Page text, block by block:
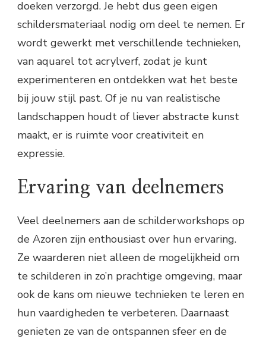
doeken verzorgd. Je hebt dus geen eigen
schildersmateriaal nodig om deel te nemen. Er
wordt gewerkt met verschillende technieken,
van aquarel tot acrylverf, zodat je kunt
experimenteren en ontdekken wat het beste
bij jouw stijl past. Of je nu van realistische
landschappen houdt of liever abstracte kunst
maakt, er is ruimte voor creativiteit en
expressie.
Ervaring van deelnemers
Veel deelnemers aan de schilderworkshops op
de Azoren zijn enthousiast over hun ervaring.
Ze waarderen niet alleen de mogelijkheid om
te schilderen in zo’n prachtige omgeving, maar
ook de kans om nieuwe technieken te leren en
hun vaardigheden te verbeteren. Daarnaast
genieten ze van de ontspannen sfeer en de